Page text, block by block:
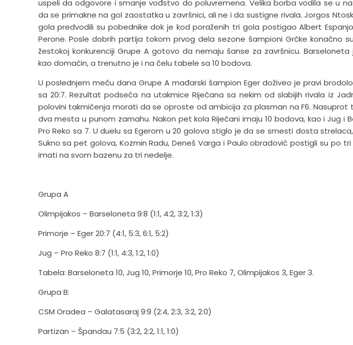
uspeli da odgovore i smanje vođstvo do poluvremena. Velika borba vodila se u
da se primakne na gol zaostatka u završnici, ali ne i da sustigne rivala. Jorgos
gola predvodili su pobednike dok je kod poraženih tri gola postigao Albert
Perone. Posle dobrih partija tokom prvog dela sezone šampioni Grčke konačno
žestokoj konkurenciji Grupe A gotovo da nemaju šanse za završnicu. Barseloneta
kao domaćin, a trenutno je i na čelu tabele sa 10 bodova.
U poslednjem meču dana Grupe A mađarski šampion Eger doživeo je pravi
sa 20:7. Rezultat podseća na utakmice Riječana sa nekim od slabijih rivala iz
polovini takmičenja morati da se oproste od ambicija za plasman na F6. Nasuprot
dva mesta u punom zamahu. Nakon pet kola Riječani imaju 10 bodova, kao i Jug i
Pro Reko sa 7. U duelu sa Egerom u 20 golova stiglo je da se smesti dosta
Sukno sa pet golova, Kozmin Radu, Deneš Varga i Paulo obradović postigli su po
imati na svom bazenu za tri nedelje.
Grupa A
Olimpijakos – Barseloneta 9:8 (1:1, 4:2, 3:2, 1:3)
Primorje – Eger 20:7 (4:1, 5:3, 6:1, 5:2)
Jug – Pro Reko 8:7 (1:1, 4:3, 1:2, 1:0)
Tabela: Barseloneta 10, Jug 10, Primorje 10, Pro Reko 7, Olimpijakos 3, Eger 3.
Grupa B:
CSM Oradea – Galatasaraj 9:9 (2:4, 2:3, 3:2, 2:0)
Partizan – Špandau 7:5 (3:2, 2:2, 1:1, 1:0)